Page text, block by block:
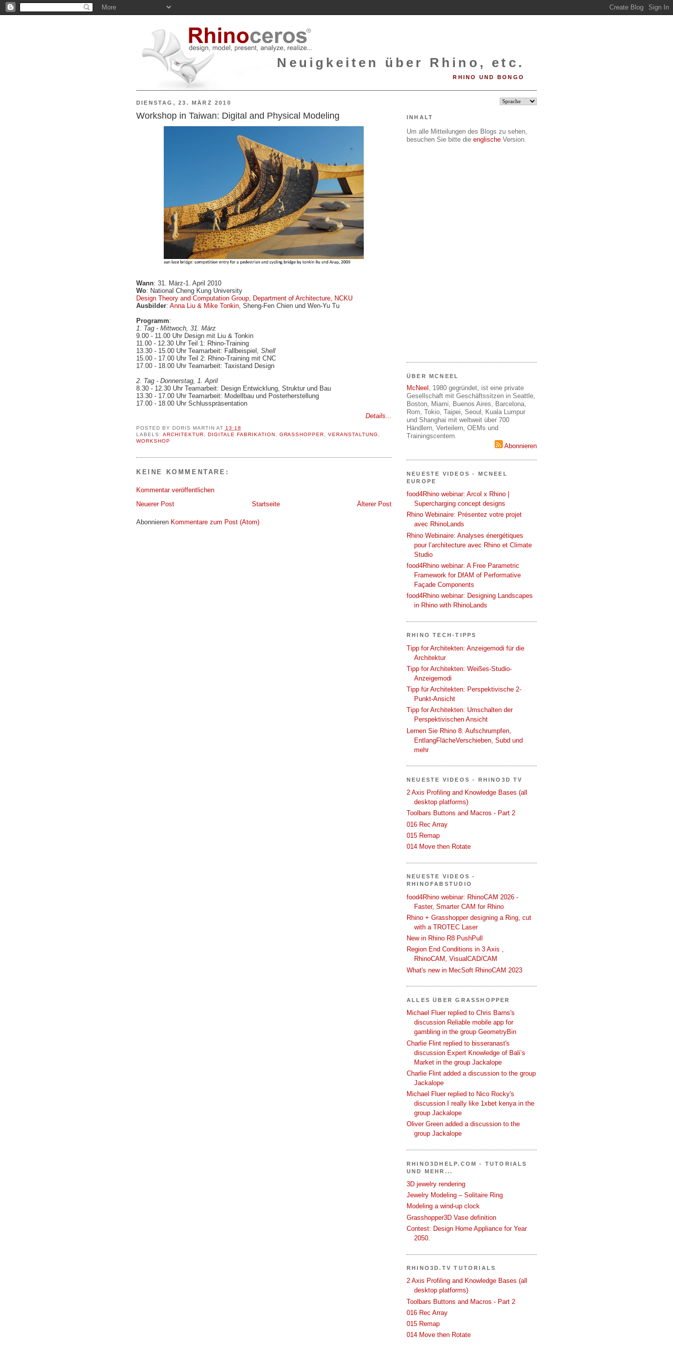
Neuigkeiten über Rhino, etc.
RHINO UND BONGO
DIENSTAG, 23. MÄRZ 2010
Workshop in Taiwan: Digital and Physical Modeling
Wann: 31. März-1. April 2010
Wo: National Cheng Kung University
Design Theory and Computation Group, Department of Architecture, NCKU
Ausbilder: Anna Liu & Mike Tonkin, Sheng-Fen Chien und Wen-Yu Tu
Programm:
1. Tag - Mittwoch, 31. März
9.00 - 11.00 Uhr Design mit Liu & Tonkin
11.00 - 12.30 Uhr Teil 1: Rhino-Training
13.30 - 15.00 Uhr Teamarbeit: Fallbeispiel, Shell
15.00 - 17.00 Uhr Teil 2: Rhino-Training mit CNC
17.00 - 18.00 Uhr Teamarbeit: Taxistand Design
2. Tag - Donnerstag, 1. April
8.30 - 12.30 Uhr Teamarbeit: Design Entwicklung, Struktur und Bau
13.30 - 17.00 Uhr Teamarbeit: Modellbau und Posterherstellung
17.00 - 18.00 Uhr Schlusspräsentation
Details...
POSTED BY DORIS MARTIN AT 13:18
LABELS: ARCHITEKTUR DIGITALE FABRIKATION GRASSHOPPER ,VERANSTALTUNG
WORKSHOP
KEINE KOMMENTARE:
Kommentar veröffentlichen
Neuerer Post
Älterer Post
Startseite
Abonnieren Kommentare zum Post (Atom)
INHALT
Um alle Mitteilungen des Blogs zu sehen,
besuchen Sie bitte die englische Version.
ÜBER MCNEEL
McNeel
, 1980 gegründet, ist eine private
Gesellschaft mit Geschäftssitzen in Seattle,
Boston, Miami, Buenos Aires, Barcelona,
Rom, Tokio, Taipei, Seoul, Kuala Lumpur
und Shanghai mit weltweit über 700
Händlern, Verteilern, OEMs und
Trainingscentern.
Abonnieren
NEUESTE VIDEOS - MCNEEL
EUROPE
food4Rhino webinar: Arcol x Rhino |
Supercharging concept designs
Rhino Webinaire: Présentez votre projet
avec RhinoLands
Rhino Webinaire: Analyses énergétiques
pour l’architecture avec Rhino et Climate
Studio
food4Rhino webinar: A Free Parametric
Framework for DfAM of Performative
Façade Components
food4Rhino webinar: Designing Landscapes
in Rhino with RhinoLands
RHINO TECH-TIPPS
Tipp for Architekten: Anzeigemodi für die
Architektur
Tipp for Architekten: Weißes-Studio-
Anzeigemodi
Tipp für Architekten: Perspektivische 2-
Punkt-Ansicht
Tipp for Architekten: Umschalten der
Perspektivischen Ansicht
Lernen Sie Rhino 8: Aufschrumpfen,
EntlangFlächeVerschieben, Subd und
mehr
NEUESTE VIDEOS - RHINO3D TV
2 Axis Profiling and Knowledge Bases (all
desktop platforms)
Toolbars Buttons and Macros - Part 2
016 Rec Array
015 Remap
014 Move then Rotate
NEUESTE VIDEOS -
RHINOFABSTUDIO
food4Rhino webinar: RhinoCAM 2026 -
Faster, Smarter CAM for Rhino
Rhino + Grasshopper designing a Ring, cut
with a TROTEC Laser
New in Rhino R8 PushPull
Region End Conditions in 3 Axis ,
RhinoCAM, VisualCAD/CAM
What's new in MecSoft RhinoCAM 2023
ALLES ÜBER GRASSHOPPER
Michael Fluer replied to Chris Barns's
discussion Reliable mobile app for
gambling in the group GeometryBin
Charlie Flint replied to bisseranast's
discussion Expert Knowledge of Bali’s
Market in the group Jackalope
Charlie Flint added a discussion to the group
Jackalope
Michael Fluer replied to Nico Rocky's
discussion I really like 1xbet kenya in the
group Jackalope
Oliver Green added a discussion to the
group Jackalope
RHINO3DHELP.COM - TUTORIALS
UND MEHR...
3D jewelry rendering
Jewelry Modeling – Solitaire Ring
Modeling a wind-up clock
Grasshopper3D Vase definition
Contest: Design Home Appliance for Year
2050.
RHINO3D.TV TUTORIALS
2 Axis Profiling and Knowledge Bases (all
desktop platforms)
Toolbars Buttons and Macros - Part 2
016 Rec Array
015 Remap
014 Move then Rotate